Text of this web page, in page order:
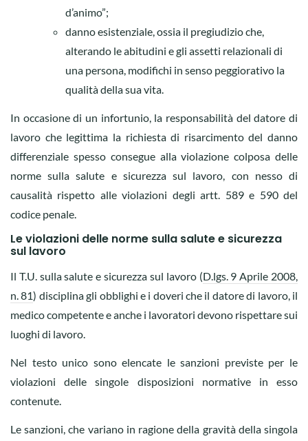
d’animo”;
danno esistenziale, ossia il pregiudizio che,
alterando le abitudini e gli assetti relazionali di
una persona, modifichi in senso peggiorativo la
qualità della sua vita.
In occasione di un infortunio, la responsabilità del datore di
lavoro che legittima la richiesta di risarcimento del danno
differenziale spesso consegue alla violazione colposa delle
norme sulla salute e sicurezza sul lavoro, con nesso di
causalità rispetto alle violazioni degli artt. 589 e 590 del
codice penale.
Le violazioni delle norme sulla salute e sicurezza
sul lavoro
Il T.U. sulla salute e sicurezza sul lavoro (D.lgs. 9 Aprile 2008,
n. 81) disciplina gli obblighi e i doveri che il datore di lavoro, il
medico competente e anche i lavoratori devono rispettare sui
luoghi di lavoro.
Nel testo unico sono elencate le sanzioni previste per le
violazioni delle singole disposizioni normative in esso
contenute.
Le sanzioni, che variano in ragione della gravità della singola